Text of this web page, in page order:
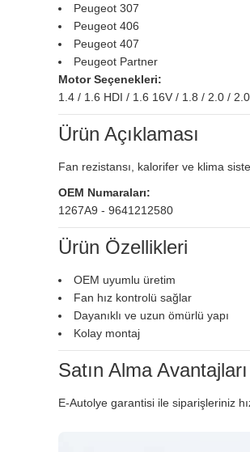
Peugeot 307
Peugeot 406
Peugeot 407
Peugeot Partner
Motor Seçenekleri:
1.4 / 1.6 HDI / 1.6 16V / 1.8 / 2.0 /
Ürün Açıklaması
Fan rezistansı, kalorifer ve klima
OEM Numaraları:
1267A9 - 9641212580
Ürün Özellikleri
OEM uyumlu üretim
Fan hız kontrolü sağlar
Dayanıklı ve uzun ömürlü yapı
Kolay montaj
Satın Alma Avantajları
E-Autolye garantisi ile siparişleriniz